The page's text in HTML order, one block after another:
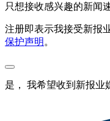
只想接收感兴趣的新闻
注册即表示我接受新报
保护声明 。
是， 我希望收到新报业